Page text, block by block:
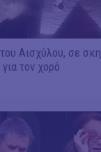
Αισχύλου, σε
τον χορό